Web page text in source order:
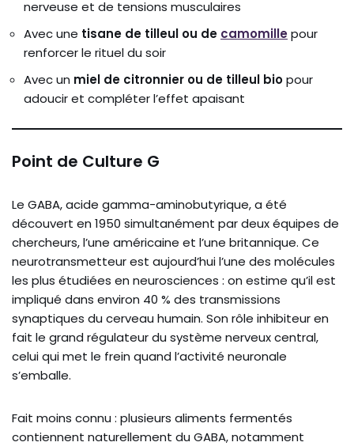
nerveuse et de tensions musculaires
Avec une tisane de tilleul ou de camomillepour
renforcer le rituel du soir
Avec un miel de citronnier ou de tilleul biopour
adoucir et compléter l’effet apaisant
Point de Culture G
Le GABA, acide gamma-aminobutyrique, a été
découvert en 1950 simultanément par deux équipes de
chercheurs, l’une américaine et l’une britannique. Ce
neurotransmetteur est aujourd’hui l’une des molécules
les plus étudiées en neurosciences : on estime qu’il est
impliqué dans environ 40 % des transmissions
synaptiques du cerveau humain. Son rôle inhibiteur en
fait le grand régulateur du système nerveux central,
celui qui met le frein quand l’activité neuronale
s’emballe.
Fait moins connu : plusieurs aliments fermentés
contiennent naturellement du GABA, notamment